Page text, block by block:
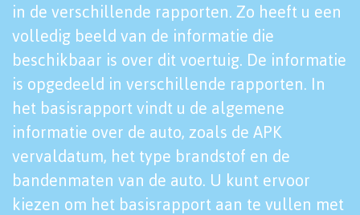
in de verschillende rapporten. Zo heeft u een
volledig beeld van de informatie die
beschikbaar is over dit voertuig. De informatie
is opgedeeld in verschillende rapporten. In
het basisrapport vindt u de algemene
informatie over de auto, zoals de APK
vervaldatum, het type brandstof en de
bandenmaten van de auto. U kunt ervoor
kiezen om het basisrapport aan te vullen met